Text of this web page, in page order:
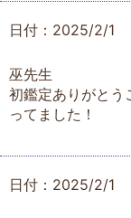
日付：2025/2/1
巫先生
初鑑定ありがとう
ってました！
日付：2025/2/1